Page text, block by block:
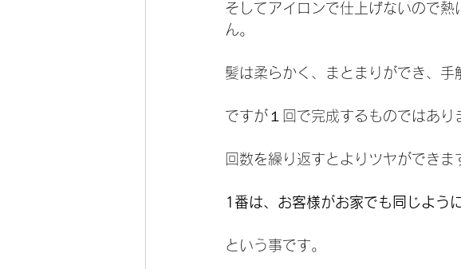
そしてアイロンで仕上げないので
ん。
髪は柔らかく、まとまりができ、手
ですが１回で完成するものではあり
回数を繰り返すとよりツヤができま
1番は、お客様がお家でも同じよう
という事です。